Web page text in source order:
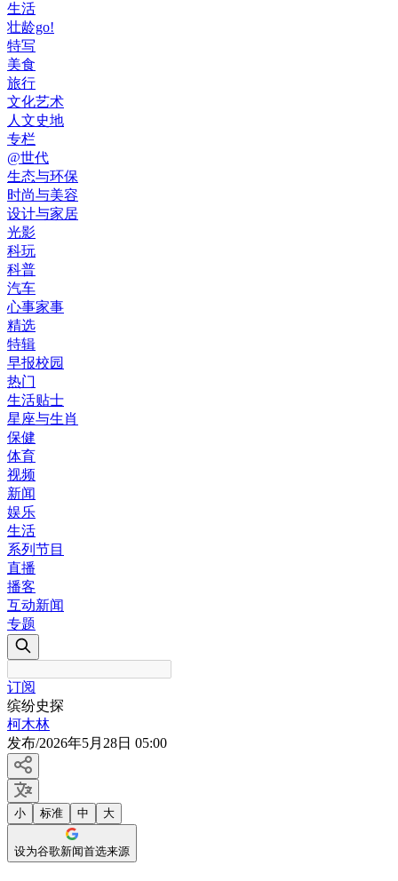
生活
壮龄go!
特写
美食
旅行
文化艺术
人文史地
专栏
@世代
生态与环保
时尚与美容
设计与家居
光影
科玩
科普
汽车
心事家事
精选
特辑
早报校园
热门
生活贴士
星座与生肖
保健
体育
视频
新闻
娱乐
生活
系列节目
直播
播客
互动新闻
专题
订阅
缤纷史探
柯木林
发布/2026年5月28日 05:00
小 标准 中 大
设为谷歌新闻首选来源